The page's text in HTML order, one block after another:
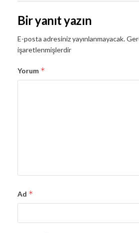
Bir yanıt yazın
E-posta adresiniz yayınlanmayacak.
işaretlenmişlerdir
Yorum *
Ad *